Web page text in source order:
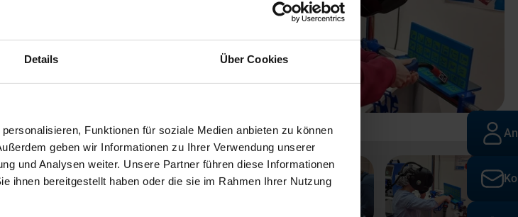
Details Über Cookies
Funktionen für soziale Medien anbieten zu können
geben wir Informationen zu Ihrer Verwendung unserer
und Analysen weiter. Unsere Partner führen diese Informationen
ihnen bereitgestellt haben oder die sie im Rahmen Ihrer Nutzung
die ihnen